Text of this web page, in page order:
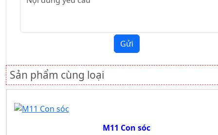
Gửi
Sản phẩm cùng loại
M11 Con sóc